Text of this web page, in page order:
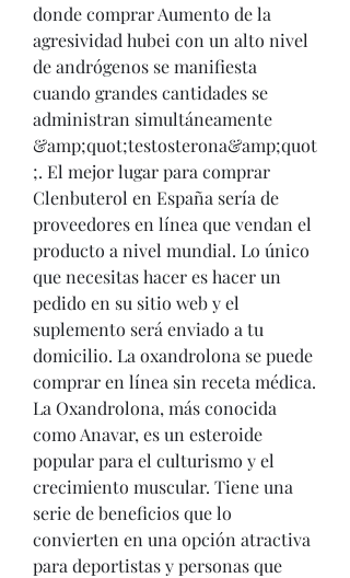
donde comprar Aumento de la
agresividad hubei con un alto nivel
de andrógenos se manifiesta
cuando grandes cantidades se
administran simultáneamente
&amp;quot;testosterona&amp;quot
;. El mejor lugar para comprar
Clenbuterol en España sería de
proveedores en línea que vendan el
producto a nivel mundial. Lo único
que necesitas hacer es hacer un
pedido en su sitio web y el
suplemento será enviado a tu
domicilio. La oxandrolona se puede
comprar en línea sin receta médica.
La Oxandrolona, más conocida
como Anavar, es un esteroide
popular para el culturismo y el
crecimiento muscular. Tiene una
serie de beneficios que lo
convierten en una opción atractiva
para deportistas y personas que